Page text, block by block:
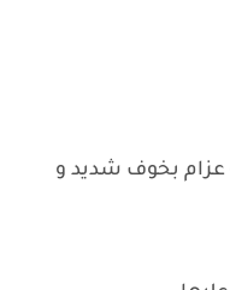
عزام بخوف شديد و